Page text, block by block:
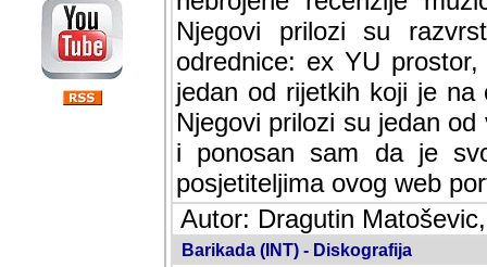
Njegovi prilozi su
odrednice: ex YU
jedan od rijetkih koji je
Njegovi prilozi su jedan
i ponosan sam da je
posjetiteljima ovog web
Autor: Dragutin
Barikada (INT) - Diskografija